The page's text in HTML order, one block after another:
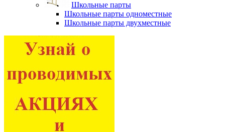
Школьные парты
Школьные парты одноместные
Школьные парты двухместные